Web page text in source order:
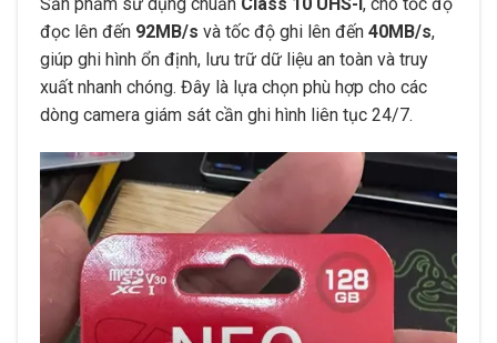
đọc lên đến 92MB/s và tốc độ ghi lên đến 40MB/s,
giúp ghi hình ổn định, lưu trữ dữ liệu an toàn và truy
xuất nhanh chóng. Đây là lựa chọn phù hợp cho các
dòng camera giám sát cần ghi hình liên tục 24/7.